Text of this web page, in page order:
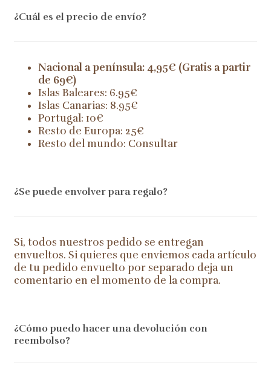
¿Cuál es el precio de envío?
Nacional a península: 4,95€ (Gratis a partir
de 69€)
Islas Baleares: 6.95€
Islas Canarias: 8.95€
Portugal: 10€
Resto de Europa: 25€
Resto del mundo: Consultar
¿Se puede envolver para regalo?
Si, todos nuestros pedido se entregan
envueltos. Si quieres que enviemos cada artículo
de tu pedido envuelto por separado deja un
comentario en el momento de la compra.
¿Cómo puedo hacer una devolución con
reembolso?